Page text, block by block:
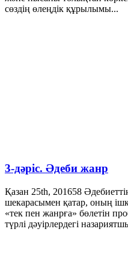
сөздің өлеңдік құрылымы...
3-дәріс. Әдеби жанр
Қазан 25th, 201658
шекарасымен қатар, оның
«тек пен жанрға» бөлетін
түрлі дәуірлердегі